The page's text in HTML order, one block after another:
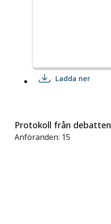
Ladda ner
Protokoll från debatten
Anföranden: 15